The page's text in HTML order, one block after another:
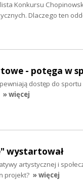
Konkursu
Dlaczego ten
- potęga w
dostęp do
» więcej
wystartował
artystycznej i
projekt? » więcej